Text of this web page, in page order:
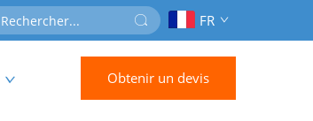
FR
Obtenir un devis